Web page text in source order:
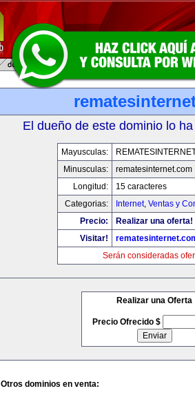
El dueño de este dominio lo
Mayusculas:
Minusculas:
rematesinternet.com
Longitud:
15 caracteres
Categorias:
Internet, Ventas y
Precio:
Realizar una oferta!
Visitar!
Serán consideradas
Realizar una Oferta
Precio Ofrecido $
Otros dominios en venta: